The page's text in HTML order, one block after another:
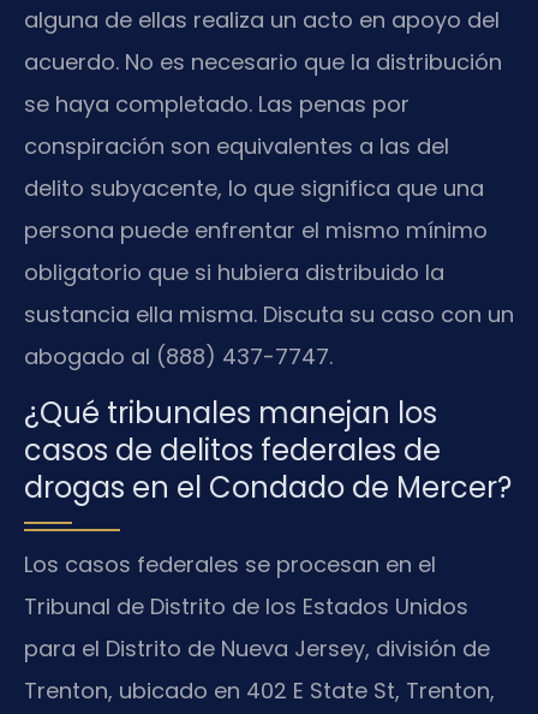
alguna de ellas realiza un acto en apoyo del
acuerdo. No es necesario que la distribución
se haya completado. Las penas por
conspiración son equivalentes a las del
delito subyacente, lo que significa que una
persona puede enfrentar el mismo mínimo
obligatorio que si hubiera distribuido la
sustancia ella misma. Discuta su caso con un
abogado al (888) 437-7747.
¿Qué tribunales manejan los
casos de delitos federales de
drogas en el Condado de Mercer?
Los casos federales se procesan en el
Tribunal de Distrito de los Estados Unidos
para el Distrito de Nueva Jersey, división de
Trenton, ubicado en 402 E State St, Trenton,